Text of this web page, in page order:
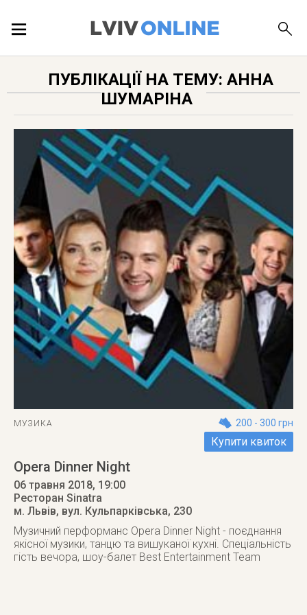
ПУБЛІКАЦІЇ
ДОВІДКА
ПУБЛІКАЦІЇ НА ТЕМУ: АННА
ШУМАРІНА
МУЗИКА 200 - 300 грн
Купити квиток
Opera Dinner Night
06 травня 2018, 19:00
Ресторан Sinatra
м. Львів, вул. Кульпарківська, 230
Музичний перформанс Opera Dinner Night - поєднання
якісної музики, танцю та вишуканої кухні. Спеціальність
гість вечора, шоу-балет Best Entertainment Team